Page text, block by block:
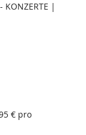
|
€ pro